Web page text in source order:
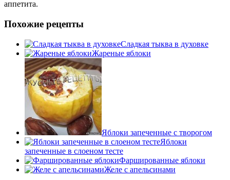
аппетита.
Похожие рецепты
Сладкая тыква в духовке
Жареные яблоки
Яблоки запеченные с творогом
Яблоки
запеченные в слоеном тесте
Фаршированные яблоки
Желе с апельсинами